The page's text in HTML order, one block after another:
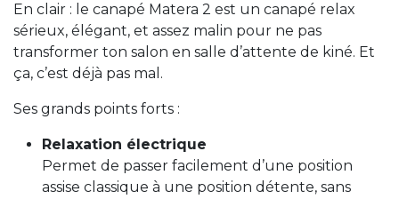
En clair : le canapé Matera 2 est un canapé relax
sérieux, élégant, et assez malin pour ne pas
transformer ton salon en salle d’attente de kiné. Et
ça, c’est déjà pas mal.
Ses grands points forts :
Relaxation électrique
Permet de passer facilement d’une position
assise classique à une position détente, sans